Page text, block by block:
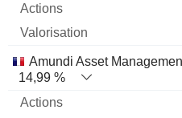
Amundi Asset
14,99 %